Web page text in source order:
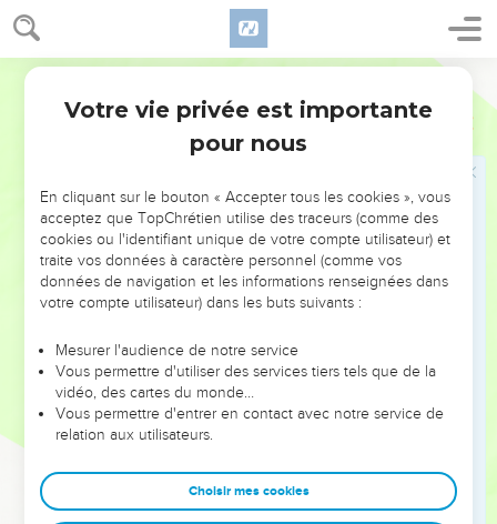
Proverbes 17
il se porte garant pour son prochain.
Celui qui aime les querelles aime la révolte ; celui qui
rehausse sa porte cherche la ruine.
Un cœur faux ne trouve pas le bonheur, et celui dont la
langue est perverse tombe dans le malheur.
chagrin, le père d'un fou ne pourra pas se réjouir.
Un cœur joyeux est un bon remède, mais un esprit abattu
dessèche les os.
Le méchant accepte des pots-de-vin offerts sous le
La sagesse est en face de l'homme intelligent, mais les
yeux de l’homme stupide s'en vont à l'extrémité de la terre.
Un fils stupide est une source de chagrin pour son père, et
d'amertume pour celle qui l'a mis au monde.
Il n'est pas bon de condamner le juste à une amende, ni
de frapper les hommes généreux à cause de leur droiture.
Votre vie privée est importante
pour nous
En cliquant sur le bouton « Accepter tous les cookies », vous
acceptez que TopChrétien utilise des traceurs (comme des
cookies ou l'identifiant unique de votre compte utilisateur) et
traite vos données à caractère personnel (comme vos
données de navigation et les informations renseignées dans
votre compte utilisateur) dans les buts suivants :
Mesurer l'audience de notre service
Vous permettre d'utiliser des services tiers tels que de la
vidéo, des cartes du monde…
Vous permettre d'entrer en contact avec notre service de
relation aux utilisateurs.
Choisir mes cookies